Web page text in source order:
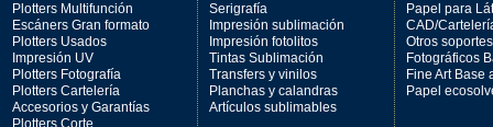
Plotters Multifunción
Escáners Gran formato
Plotters Usados
Impresión UV
Plotters Fotografía
Plotters Cartelería
Accesorios y Garantías
Plotters Corte
Serigrafía
Impresión sublimación
Impresión fotolitos
Tintas Sublimación
Transfers y vinilos
Planchas y calandras
Artículos sublimables
Papel para
CAD/
Otros soportes
Fotográficos
Fine Art Base
Papel